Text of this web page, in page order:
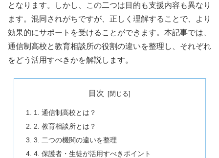
となります。しかし、この二つは目的も支援内容も異なり
ます。混同されがちですが、正しく理解することで、より
効果的にサポートを受けることができます。本記事では、
通信制高校と教育相談所の役割の違いを整理し、それぞれ
をどう活用すべきかを解説します。
目次
1. 通信制高校とは？
2. 教育相談所とは？
3. 二つの機関の違いを整理
4. 保護者・生徒が活用すべきポイント